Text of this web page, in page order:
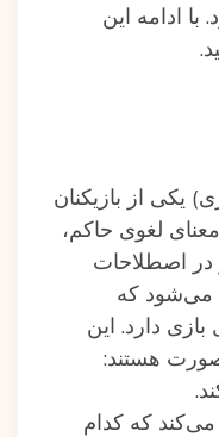
ادامه این
یکی از بازیکنان
لغوی حاکم،
در اصطلاحات
می‌شود که
دارد. این
صورت هستند:
که کدام